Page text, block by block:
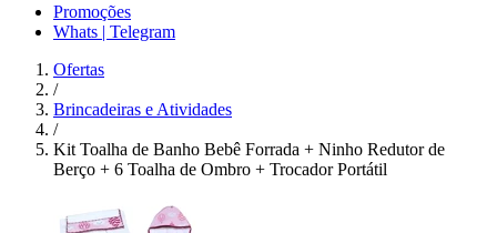
Promoções
Whats | Telegram
Ofertas
/
Brincadeiras e Atividades
/
Kit Toalha de Banho Bebê Forrada + Ninho Redutor de
Berço + 6 Toalha de Ombro + Trocador Portátil